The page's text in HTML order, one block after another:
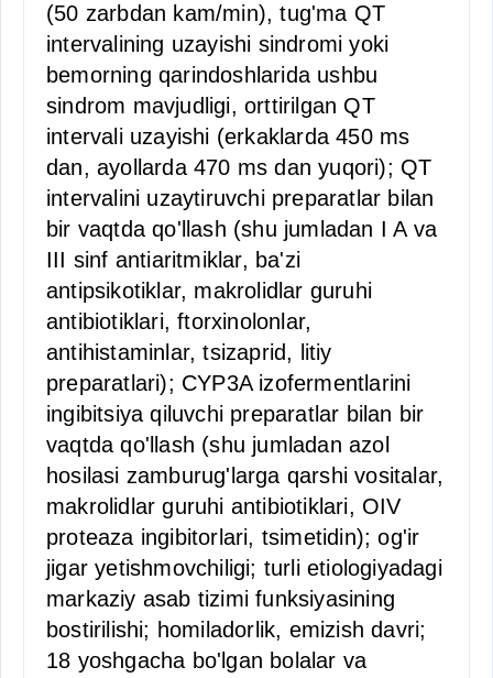
(50 zarbdan kam/min), tug'ma QT
intervalining uzayishi sindromi yoki
bemorning qarindoshlarida ushbu
sindrom mavjudligi, orttirilgan QT
intervali uzayishi (erkaklarda 450 ms
dan, ayollarda 470 ms dan yuqori); QT
intervalini uzaytiruvchi preparatlar bilan
bir vaqtda qo'llash (shu jumladan I A va
III sinf antiaritmiklar, ba'zi
antipsikotiklar, makrolidlar guruhi
antibiotiklari, ftorxinolonlar,
antihistaminlar, tsizaprid, litiy
preparatlari); CYP3A izofermentlarini
ingibitsiya qiluvchi preparatlar bilan bir
vaqtda qo'llash (shu jumladan azol
hosilasi zamburug'larga qarshi vositalar,
makrolidlar guruhi antibiotiklari, OIV
proteaza ingibitorlari, tsimetidin); og'ir
jigar yetishmovchiligi; turli etiologiyadagi
markaziy asab tizimi funksiyasining
bostirilishi; homiladorlik, emizish davri;
18 yoshgacha bo'lgan bolalar va